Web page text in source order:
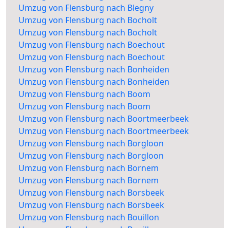
Umzug von Flensburg nach Blegny
Umzug von Flensburg nach Bocholt
Umzug von Flensburg nach Bocholt
Umzug von Flensburg nach Boechout
Umzug von Flensburg nach Boechout
Umzug von Flensburg nach Bonheiden
Umzug von Flensburg nach Bonheiden
Umzug von Flensburg nach Boom
Umzug von Flensburg nach Boom
Umzug von Flensburg nach Boortmeerbeek
Umzug von Flensburg nach Boortmeerbeek
Umzug von Flensburg nach Borgloon
Umzug von Flensburg nach Borgloon
Umzug von Flensburg nach Bornem
Umzug von Flensburg nach Bornem
Umzug von Flensburg nach Borsbeek
Umzug von Flensburg nach Borsbeek
Umzug von Flensburg nach Bouillon